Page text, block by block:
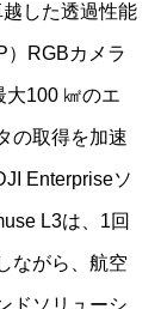
した透過性能
）RGBカメラ
大100 ㎢のエ
の取得を加速
Enterpriseソ
L3は、1回
ながら、航空